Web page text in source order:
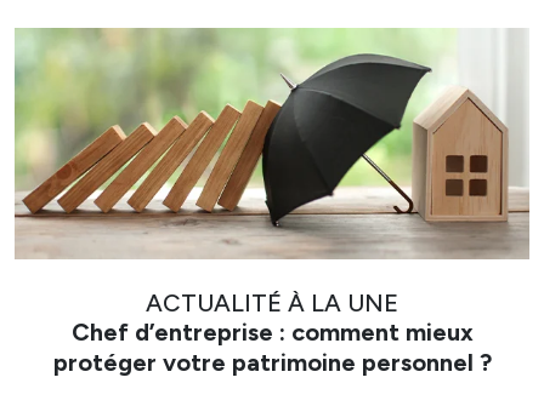
ACTUALITÉ À LA UNE
Chef d’entreprise : comment mieux
protéger votre patrimoine personnel ?